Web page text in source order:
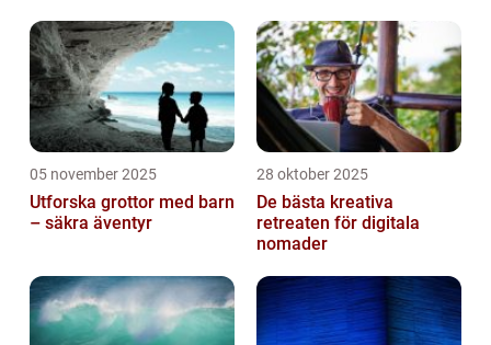
05 november 2025
Utforska grottor med barn
– säkra äventyr
28 oktober 2025
De bästa kreativa
retreaten för digitala
nomader